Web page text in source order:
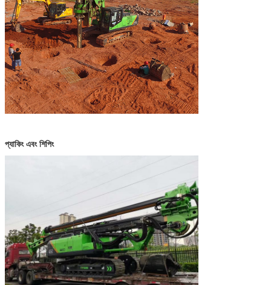
প্যাকিং এবং শিপিং